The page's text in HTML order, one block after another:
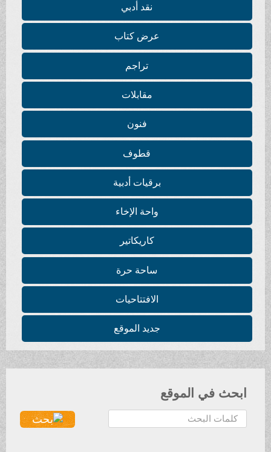
نقد أدبي
عرض كتاب
تراجم
مقابلات
فنون
قطوف
برقيات أدبية
واحة الإخاء
كاريكاتير
ساحة حرة
الافتتاحيات
جديد الموقع
ابحث في الموقع